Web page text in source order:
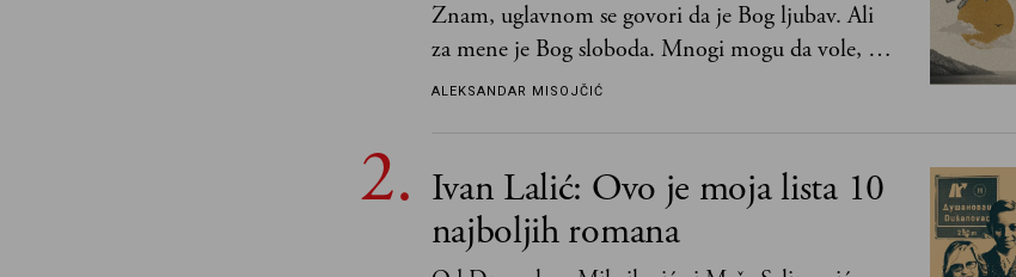
Znam, uglavnom se govori da je Bog ljubav. Ali
za mene je Bog sloboda. Mnogi mogu da vole, a
tek retki mogu da podnesu slobodu
ALEKSANDAR MISOJČIĆ
Ivan Lalić: Ovo je moja lista 10
najboljih romana